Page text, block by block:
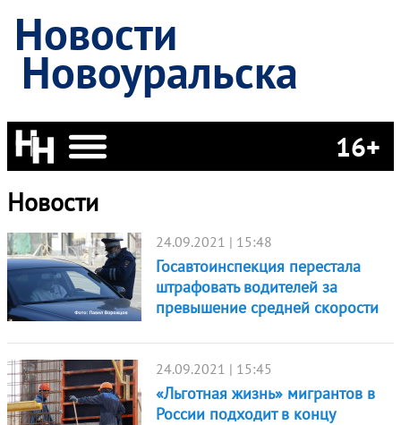
Новости
Новоуральска
16+
Новости
24.09.2021 | 15:48
Госавтоинспекция перестала
штрафовать водителей за
превышение средней скорости
24.09.2021 | 15:45
«Льготная жизнь» мигрантов в
России подходит в концу